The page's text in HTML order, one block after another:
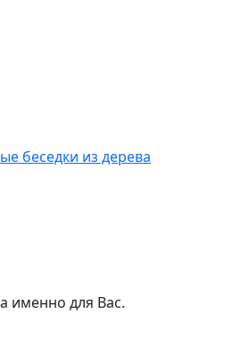
беседки из дерева
именно для Вас.